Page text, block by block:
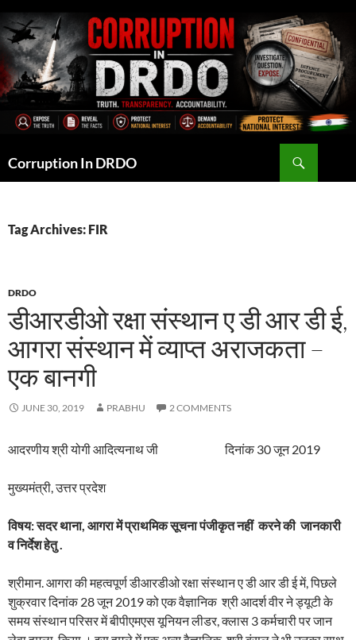
to
content
Corruption In DRDO
Tag Archives: FIR
DRDO
डीआरडीओ रक्षा संस्थान ए डी आर डी ई,
आगरा संस्थान में व्याप्त अराजकता –
एक बानगी
JUNE 30, 2019 PRABHU 2 COMMENTS
आदरणीय श्री योगी आदित्यनाथ जी दिनांक 30 जून 2019
मुख्यमंत्री, उत्तर प्रदेश
विषय:सदरथाना, आगरामें प्राथमिकसूचना पंजीकृतनहीं करनेकी जानकारी
वनिर्देशहेतु.
श्रीमान. आगरा की महत्वपूर्ण डीआरडीओ रक्षा संस्थान ए डी आर डी ई में, पिछले
शुक्रवार दिनांक 28 जून 2019 को एक वैज्ञानिक श्री आदर्श वीर ने ड्यूटी के
समय संस्थान परिसर में बीपीएमएस यूनियन लीडर, क्लास 3 कर्मचारी पर जान